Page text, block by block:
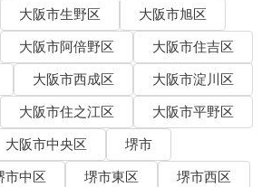
大阪市生野区
大阪市旭区
大阪市阿倍野区
大阪市住吉区
大阪市西成区
大阪市淀川区
大阪市住之江区
大阪市平野区
大阪市中央区
堺市
市中区 堺市東区
堺市西区